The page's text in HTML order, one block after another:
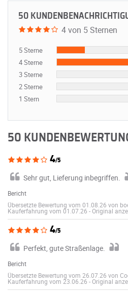
50
4 von 5 Sternen
5 Sterne
4 Sterne
3 Sterne
2 Sterne
1 Stern
50
4/5
Sehr gut, Lieferung inbegriffen.
Bericht
Übersetzte Bewertung vom 01.08.26 von
Kauferfahrung vom 01.07.26 -Original
4/5
Perfekt, gute Straßenlage.
Bericht
Übersetzte Bewertung vom 26.07.26 von
Kauferfahrung vom 23.06.26 -Original